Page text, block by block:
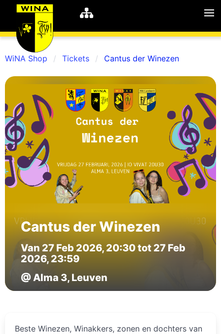
WiNA MyWiNA
Career
Shop
Studie
Home
Schachten
WiNA Shop Tickets Cantus der Winezen
Cantus der Winezen
Van 27 Feb 2026, 20:30 tot 27 Feb
2026, 23:59
@ Alma 3, Leuven
Beste Winezen, Winakkers, zonen en dochters van